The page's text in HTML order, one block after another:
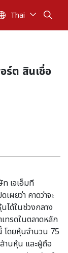
Thai
ร์ต สินเชื่อ
เจเอ็มที
เผยว่า คาดว่าจะ
ได้ในช่วงกลาง
ทรดในตลาดหลัก
โดยหุ้นจำนวน 75
านหุ้น และผู้ถือ